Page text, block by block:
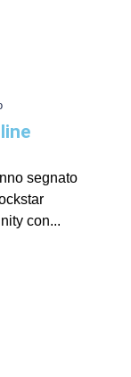
segnato
con...